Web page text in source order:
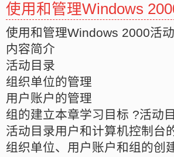
使用和管理Windows
使用和管理Windows 2000活
内容简介
活动目录
组织单位的管理
用户账户的管理
组的建立本章学习目标 ?活动
活动目录用户和计算机控制台
组织单位、用户账户和组的创